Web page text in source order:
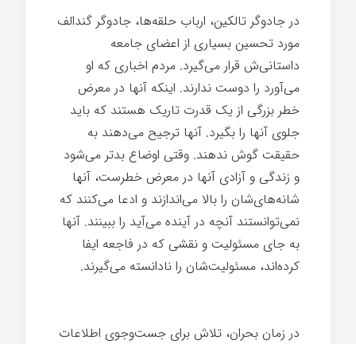
در جادوگر تالکین، ارباب حلقه‌ها، جادوگر گندالف
مورد تحسین بسیاری از اعضای جامعه
داستانی‌ش قرار می‌گیرد. مردم اخباری که او
می‌آورد را دوست ندارند. اینکه آنها در معرض
خطر بزرگی از یک قدرت تاریک هستند که باید
جلوی آنها را بگیرد. آنها ترجیح می‌دهند به
حقیقت گوش ندهند. وقتی اوضاع بدتر می‌شود
و زندگی و آزادی آنها در معرض خطرست، آنها
شانه‌های‌شان را بالا می‌اندازند و ادعا می‌کنند که
نمی‌توانستند آنچه در آینده می‌آید را ببینند. آنها
به جای مسئولیت و نقشی که در فاجعه ایفا
کرده‌اند، مسئولیت‌شان را نادانسته می‌گیرند.
در زمان بحران، تلاش برای جست‌وجوی اطلاعات